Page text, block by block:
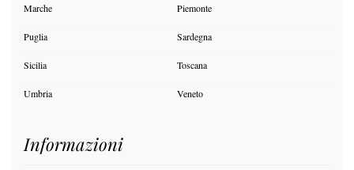
Marche Piemonte
Puglia Sardegna
Sicilia Toscana
Umbria Veneto
Informazioni